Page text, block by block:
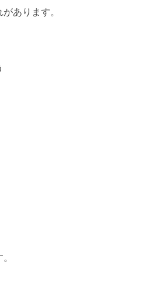
あります。